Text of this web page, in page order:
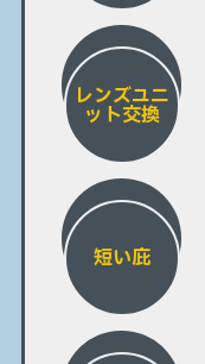
レンズユニ
ット交換
短い庇